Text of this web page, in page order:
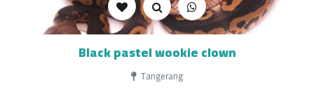
Black pastel wookie clown
Tangerang